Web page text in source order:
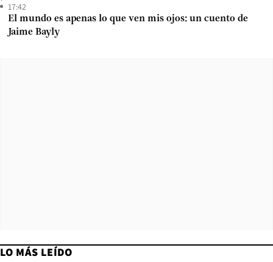
17:42
El mundo es apenas lo que ven mis ojos: un cuento de
Jaime Bayly
LO MÁS LEÍDO